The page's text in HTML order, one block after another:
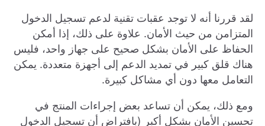
لقد قررنا أنه لا توجد عقبات تقنية لدعم تسجيل الدخول
المتزامن من حيث الأمان. علاوة على ذلك، إذا أمكن
الحفاظ على الأمان بشكل صحيح على جهاز واحد، فليس
هناك قلق كبير في تمديد الدعم إلى أجهزة متعددة. يمكن
التعامل معها دون أي مشاكل كبيرة.
ومع ذلك، يمكن أن تساعد بعض إجراءات المنتج في
تحسين الأمان بشكل أكبر (بافتراض أن تسجيل الدخول